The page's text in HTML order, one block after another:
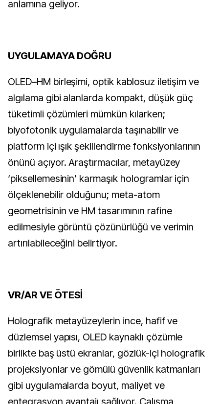
anlamına geliyor.
UYGULAMAYA DOĞRU
OLED–HM birleşimi, optik kablosuz iletişim ve
algılama gibi alanlarda kompakt, düşük güç
tüketimli çözümleri mümkün kılarken;
biyofotonik uygulamalarda taşınabilir ve
platform içi ışık şekillendirme fonksiyonlarının
önünü açıyor. Araştırmacılar, metayüzey
‘piksellemesinin’ karmaşık hologramlar için
ölçeklenebilir olduğunu; meta-atom
geometrisinin ve HM tasarımının rafine
edilmesiyle görüntü çözünürlüğü ve verimin
artırılabileceğini belirtiyor.
VR/AR VE ÖTESİ
Holografik metayüzeylerin ince, hafif ve
düzlemsel yapısı, OLED kaynaklı çözümle
birlikte baş üstü ekranlar, gözlük-içi holografik
projeksiyonlar ve gömülü güvenlik katmanları
gibi uygulamalarda boyut, maliyet ve
entegrasyon avantajı sağlıyor. Çalışma,